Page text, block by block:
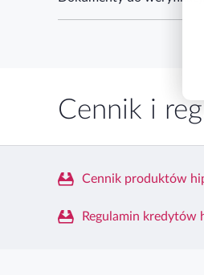
Cennik i
Cennik produktów
Regulamin kredytów